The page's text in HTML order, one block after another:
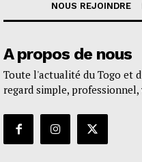
NOUS REJOINDRE
A propos de nous
Toute l'actualité du Togo et
regard simple,